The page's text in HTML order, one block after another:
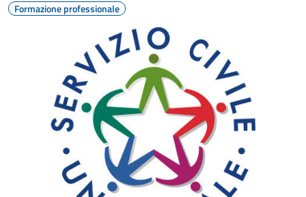
Formazione professionale